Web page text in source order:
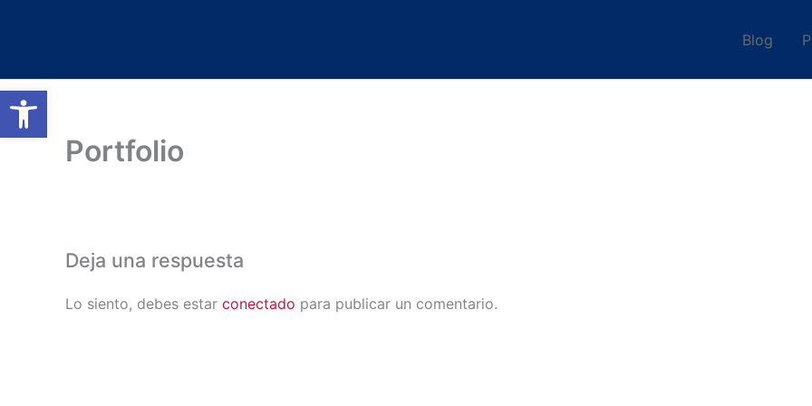
Abrir barra de herramientas
Blog
Portfolio
Deja una respuesta
Lo siento, debes estar conectado para publicar un comentario.